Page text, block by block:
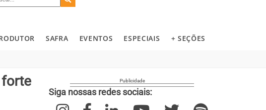
SAFRA EVENTOS ESPECIAIS + SEÇÕES
forte
Siga nossas redes sociais: